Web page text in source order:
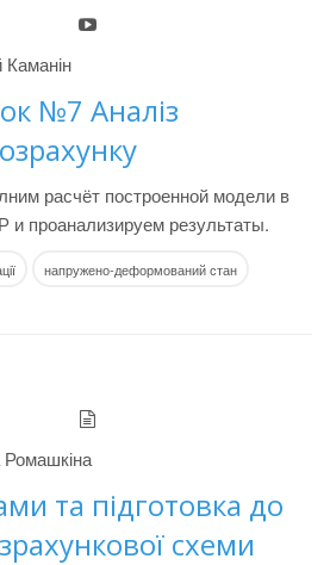
Каманін
№7 Аналіз
расчёт построенной модели в
проанализируем результаты.
напружено-деформований стан
та підготовка до
схеми